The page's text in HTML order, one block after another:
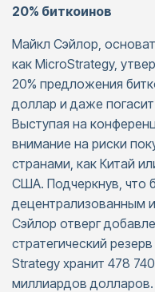
20% биткоинов
Майкл Сэйлор,
как MicroStrategy,
20% предложения
доллар и даже
Выступая на
внимание на риски
странами, как Китай
США. Подчеркнув, что
децентрализованным
Сэйлор отверг
стратегический
Strategy хранит 478
миллиардов